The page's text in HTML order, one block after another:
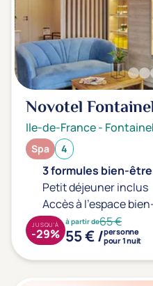
Novotel
Ile-de-France-
Spa 4
3 formules bien-
Petit déjeuner inclus
Accès à l'espace
à partir de65 €
55 € /personne
pour 1 nuit
JUSQU'À
-29%